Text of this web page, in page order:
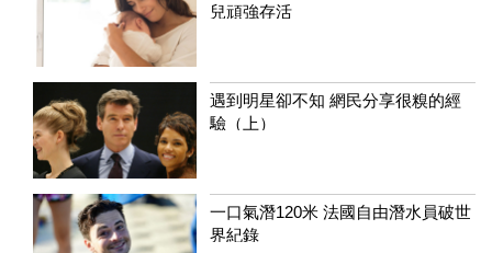
兒頑強存活
遇到明星卻不知 網民分享很糗的經
驗（上）
一口氣潛120米 法國自由潛水員破世
界紀錄